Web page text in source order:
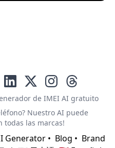
linkedin
x instagramthreads
de IMEI AI gratuito
Nuestro AI puede
todas las marcas!
Generator • Blog • Brand